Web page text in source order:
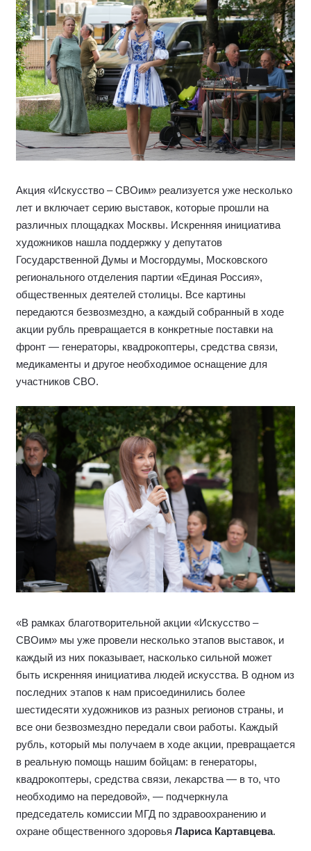
Акция «Искусство – СВОим» реализуется уже несколько
лет и включает серию выставок, которые прошли на
различных площадках Москвы. Искренняя инициатива
художников нашла поддержку у депутатов
Государственной Думы и Мосгордумы, Московского
регионального отделения партии «Единая Россия»,
общественных деятелей столицы. Все картины
передаются безвозмездно, а каждый собранный в ходе
акции рубль превращается в конкретные поставки на
фронт — генераторы, квадрокоптеры, средства связи,
медикаменты и другое необходимое оснащение для
участников СВО.
«В рамках благотворительной акции «Искусство –
СВОим» мы уже провели несколько этапов выставок, и
каждый из них показывает, насколько сильной может
быть искренняя инициатива людей искусства. В одном из
последних этапов к нам присоединились более
шестидесяти художников из разных регионов страны, и
все они безвозмездно передали свои работы. Каждый
рубль, который мы получаем в ходе акции, превращается
в реальную помощь нашим бойцам: в генераторы,
квадрокоптеры, средства связи, лекарства — в то, что
необходимо на передовой», — подчеркнула
председатель комиссии МГД по здравоохранению и
охране общественного здоровья Лариса Картавцева.